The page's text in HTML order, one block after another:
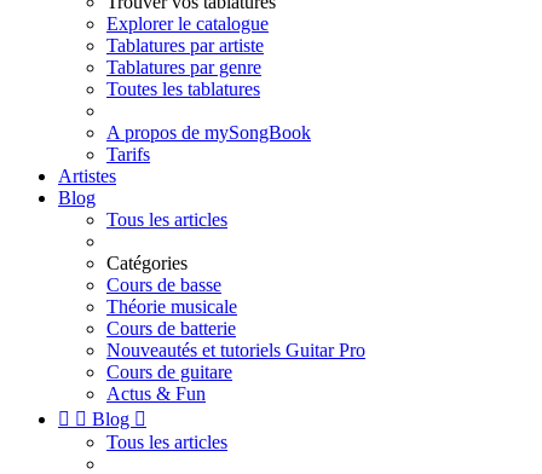
Explorer le catalogue
Tablatures par artiste
Tablatures par genre
Toutes les tablatures
A propos de mySongBook
Tarifs
Artistes
Blog
Tous les articles
Catégories
Cours de basse
Théorie musicale
Cours de batterie
Nouveautés et tutoriels Guitar Pro
Cours de guitare
Actus & Fun
  Blog 
Tous les articles